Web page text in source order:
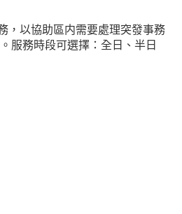
，以協助區内需要處理突發事務
服務時段可選擇：全日、半日